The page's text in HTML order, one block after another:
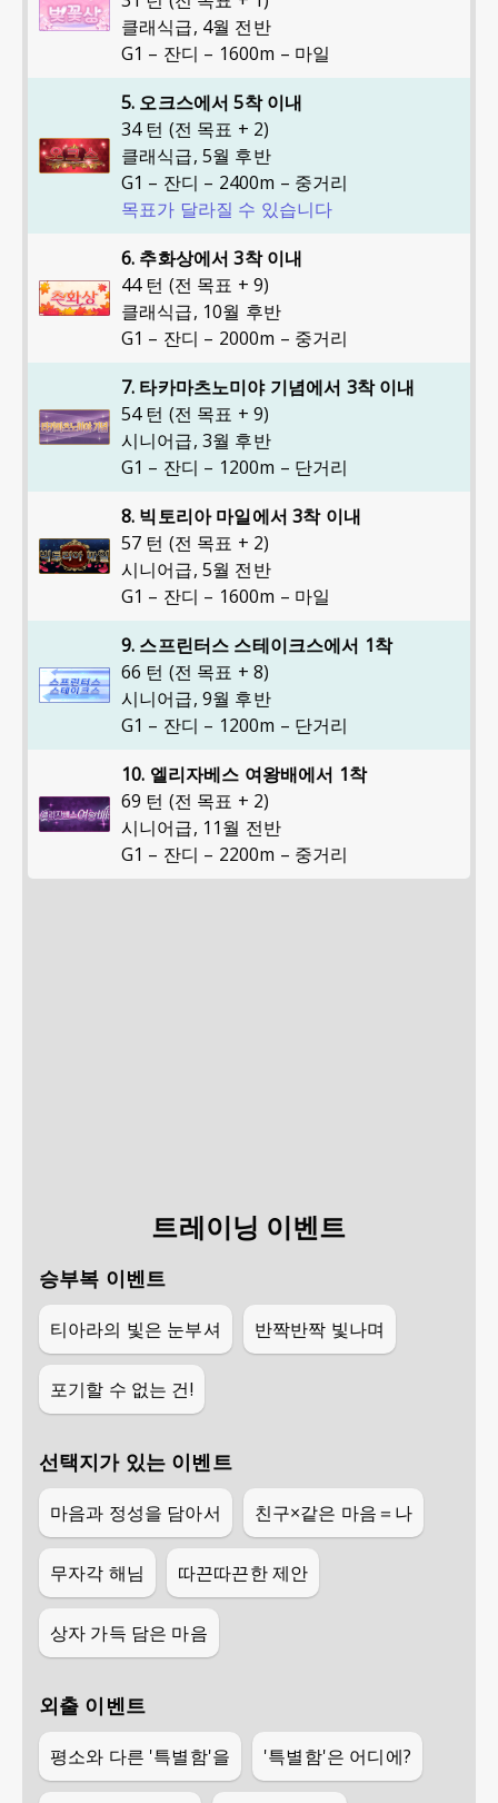
클래식급, 4월 전반
G1 – 잔디 – 1600m – 마일
5. 오크스에서 5착 이내
34 턴 (전 목표 + 2)
클래식급, 5월 후반
G1 – 잔디 – 2400m – 중거리
목표가 달라질 수 있습니다
6. 추화상에서 3착 이내
44 턴 (전 목표 + 9)
클래식급, 10월 후반
G1 – 잔디 – 2000m – 중거리
7. 타카마츠노미야 기념에서 3착 이내
54 턴 (전 목표 + 9)
시니어급, 3월 후반
G1 – 잔디 – 1200m – 단거리
8. 빅토리아 마일에서 3착 이내
57 턴 (전 목표 + 2)
시니어급, 5월 전반
G1 – 잔디 – 1600m – 마일
9. 스프린터스 스테이크스에서 1착
66 턴 (전 목표 + 8)
시니어급, 9월 후반
G1 – 잔디 – 1200m – 단거리
10. 엘리자베스 여왕배에서 1착
69 턴 (전 목표 + 2)
시니어급, 11월 전반
G1 – 잔디 – 2200m – 중거리
트레이닝 이벤트
승부복 이벤트
티아라의 빛은 눈부셔 반짝반짝 빛나며
포기할 수 없는 건!
선택지가 있는 이벤트
마음과 정성을 담아서 친구×같은 마음＝나
무자각 해님 따끈따끈한 제안
상자 가득 담은 마음
외출 이벤트
평소와 다른 '특별함'을 '특별함'은 어디에?